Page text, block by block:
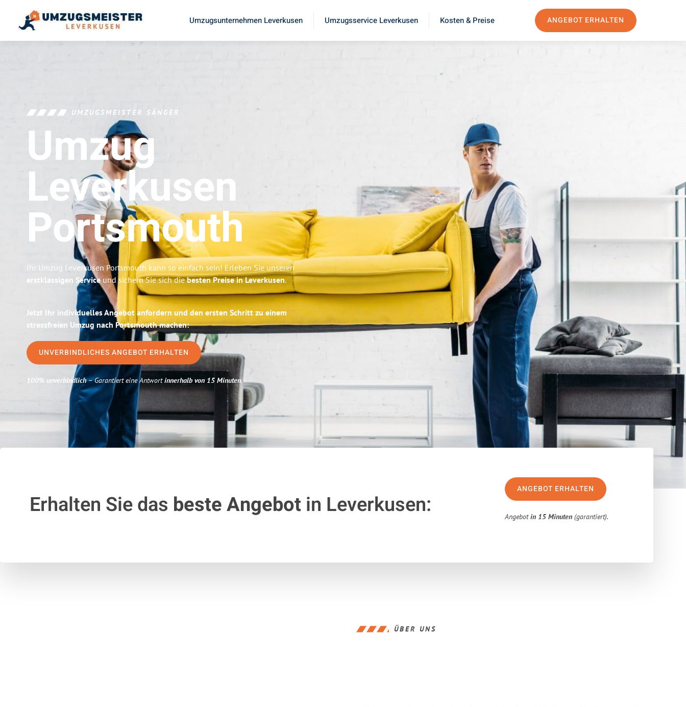
Umzugsunternehmen Leverkusen Umzugsservice Leverkusen Kosten & Preise ANGEBOT ERHALTEN
UMZUGSMEISTER SÄNGER
Umzug
Leverkusen
Portsmouth
Ihr Umzug Leverkusen Portsmouth kann so einfach sein! Erleben Sie unseren
erstklassigen Serviceund sichern Sie sich diebesten Preise in Leverkusen.
Jetzt Ihr individuelles Angebot anfordern und den ersten Schritt zu einem
stressfreien Umzug nach Portsmouth machen:
UNVERBINDLICHES ANGEBOT ERHALTEN
100% unverbindlich– Garantiert eine Antwortinnerhalb von 15 Minuten.
Erhalten Sie das beste Angebotin Leverkusen:
ANGEBOT ERHALTEN
Angebotin 15 Minuten (garantiert).
ÜBER UNS